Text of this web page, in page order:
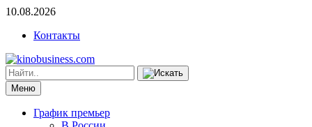
10.08.2026
Контакты
Меню
График премьер